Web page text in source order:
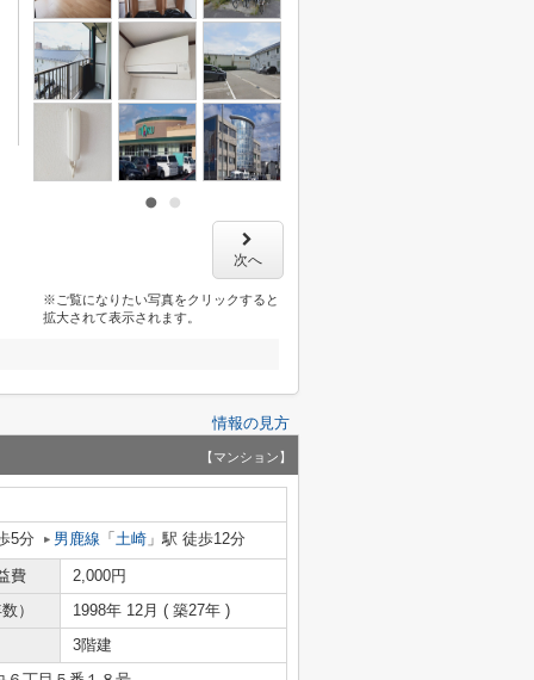
次へ
※ご覧になりたい写真をクリックすると
拡大されて表示されます。
情報の見方
【マンション】
5分 男鹿線 「 土崎 」駅 徒歩12分
費
2,000円
）
1998年 12月 ( 築27年 )
3階建